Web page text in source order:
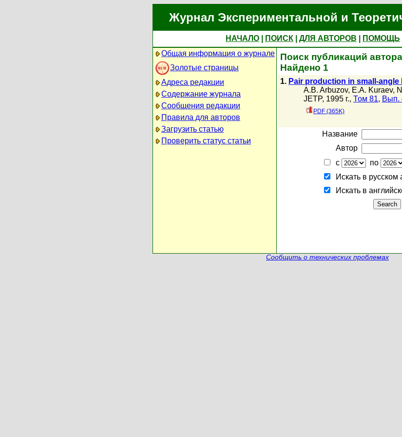
Журнал Экспериментальной и
НАЧАЛО ПОИСК ДЛЯ АВТОРОВ
ПОМОЩЬ
Общая информация о журнале
Золотые страницы
Адреса редакции
Содержание журнала
Сообщения редакции
Правила для авторов
Загрузить статью
Проверить статус статьи
Поиск публикаций
Найдено 1
1. Pair production in small-
A.B. Arbuzov, E.A. Kuraev,
JETP, 1995 г., Том 81, Вып.
PDF (365K)
Название
Автор
с
по
Искать в русском
Искать в
Сообщить о технических проблемах